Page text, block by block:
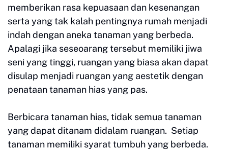
memberikan rasa kepuasaan dan kesenangan
serta yang tak kalah pentingnya rumah menjadi
indah dengan aneka tanaman yang berbeda.
Apalagi jika seseoarang tersebut memiliki jiwa
seni yang tinggi, ruangan yang biasa akan dapat
disulap menjadi ruangan yang aestetik dengan
penataan tanaman hias yang pas.
Berbicara tanaman hias, tidak semua tanaman
yang dapat ditanam didalam ruangan. Setiap
tanaman memiliki syarat tumbuh yang berbeda.